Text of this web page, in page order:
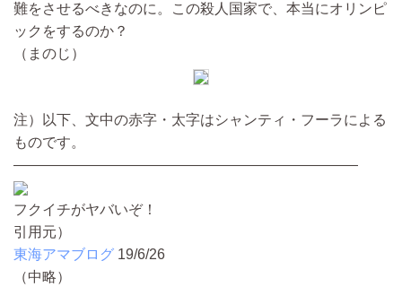
難をさせるべきなのに。この殺人国家で、本当にオリンピ
ックをするのか？
（まのじ）
注）以下、文中の赤字・太字はシャンティ・フーラによる
ものです。
————————————————————————
フクイチがヤバいぞ！
引用元）
東海アマブログ 19/6/26
（中略）